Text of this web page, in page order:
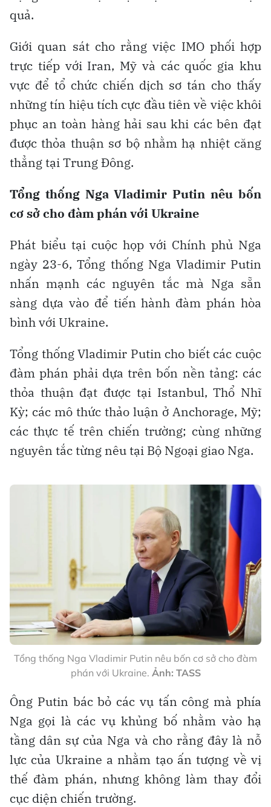
quả.
Giới quan sát cho rằng việc IMO phối hợp
trực tiếp với Iran, Mỹ và các quốc gia khu
vực để tổ chức chiến dịch sơ tán cho thấy
những tín hiệu tích cực đầu tiên về việc khôi
phục an toàn hàng hải sau khi các bên đạt
được thỏa thuận sơ bộ nhằm hạ nhiệt căng
thẳng tại Trung Đông.
Tổng thống Nga Vladimir Putin nêu bốn
cơ sở cho đàm phán với Ukraine
Phát biểu tại cuộc họp với Chính phủ Nga
ngày 23-6, Tổng thống Nga Vladimir Putin
nhấn mạnh các nguyên tắc mà Nga sẵn
sàng dựa vào để tiến hành đàm phán hòa
bình với Ukraine.
Tổng thống Vladimir Putin cho biết các cuộc
đàm phán phải dựa trên bốn nền tảng: các
thỏa thuận đạt được tại Istanbul, Thổ Nhĩ
Kỳ; các mô thức thảo luận ở Anchorage, Mỹ;
các thực tế trên chiến trường; cùng những
nguyên tắc từng nêu tại Bộ Ngoại giao Nga.
Tổng thống Nga Vladimir Putin nêu bốn cơ sở cho đàm
phán với Ukraine. Ảnh: TASS
Ông Putin bác bỏ các vụ tấn công mà phía
Nga gọi là các vụ khủng bố nhằm vào hạ
tầng dân sự của Nga và cho rằng đây là nỗ
lực của Ukraine a nhằm tạo ấn tượng về vị
thế đàm phán, nhưng không làm thay đổi
cục diện chiến trường.